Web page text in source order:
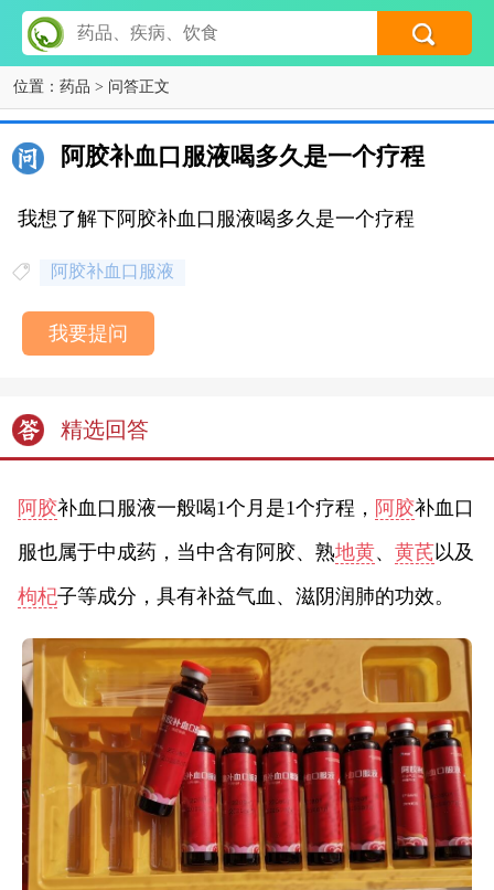
位置： 药品 > 问答正文
阿胶补血口服液喝多久是一个疗程
我想了解下阿胶补血口服液喝多久是一个疗程
阿胶补血口服液
我要提问
精选回答
阿胶补血口服液一般喝1个月是1个疗程， 阿胶补血口
服也属于中成药，当中含有阿胶、熟地黄、 黄芪以及
枸杞子等成分，具有补益气血、滋阴润肺的功效。